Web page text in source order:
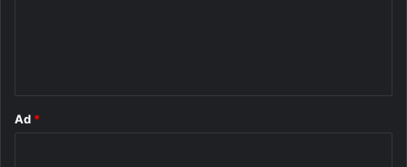
Ad *